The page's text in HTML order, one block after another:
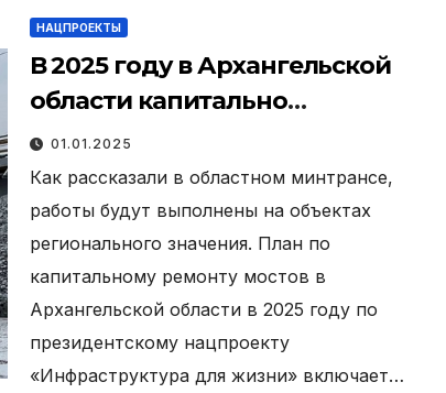
НАЦПРОЕКТЫ
В 2025 году в Архангельской
области капитально
отремонтируют девять мостов
01.01.2025
Как рассказали в областном минтрансе,
работы будут выполнены на объектах
регионального значения. План по
капитальному ремонту мостов в
Архангельской области в 2025 году по
президентскому нацпроекту
«Инфраструктура для жизни» включает…